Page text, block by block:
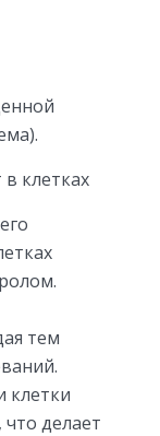
клетках
тем
клетки
делает